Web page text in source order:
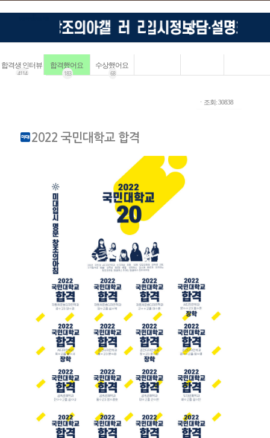
합격생 인터뷰
4114
합격했어요
183
수상했어요
68
ㆍ조회: 30838
2022 국민대학교 합격